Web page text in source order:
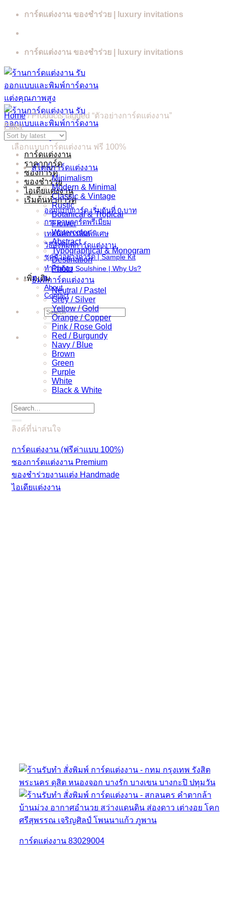
Skip
การ์ดแต่งงาน ของชำร่วย | luxury invitations
การ์ดแต่งงาน ของชำร่วย | luxury invitations
การ์ดแต่งงาน
ราคาการ์ด
ซองการ์ด
ของชำร่วย
ไอเดียแต่งงาน
เริ่มต้นทำการ์ด
ออกแบบการ์ด เริ่มต้นที่ 0 บาท
กระดาษการ์ดพรีเมี่ยม
เทคนิคการพิมพ์พิเศษ
วิธีสั่งพิมพ์การ์ดแต่งงาน
ชุดตัวอย่างการ์ด | Sample Kit
ทำไมต้อง Soulshine | Why Us?
เพิ่มเติม
About
Contact
Search
for:
Home /Products tagged “ตัวอย่างการ์ดแต่งงาน”
Filter
เลือกแบบการ์ดแต่งงาน ฟรี 100%
สไตล์การ์ดแต่งงาน
Minimalism
Modern & Minimal
Classic & Vintage
Rustic
Botanical & Tropical
Flower
Watercolor
Abstract
Typographical & Monogram
Destination
Photo
ธีมสีการ์ดแต่งงาน
Neutral / Pastel
Grey / Silver
Yellow / Gold
Orange / Copper
Pink / Rose Gold
Red / Burgundy
Navy / Blue
Brown
Green
Purple
White
Black & White
Search
for:
ลิงค์ที่น่าสนใจ
การ์ดแต่งงาน (ฟรีค่าแบบ 100%)
ซองการ์ดแต่งงาน Premium
ของชำร่วยงานแต่ง Handmade
ไอเดียแต่งงาน
การ์ดแต่งงาน 83029004